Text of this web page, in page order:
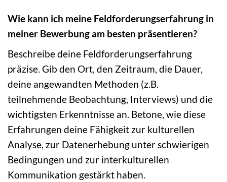
Wie kann ich meine Feldforderungserfahrung in
meiner Bewerbung am besten präsentieren?
Beschreibe deine Feldforderungserfahrung
präzise. Gib den Ort, den Zeitraum, die Dauer,
deine angewandten Methoden (z.B.
teilnehmende Beobachtung, Interviews) und die
wichtigsten Erkenntnisse an. Betone, wie diese
Erfahrungen deine Fähigkeit zur kulturellen
Analyse, zur Datenerhebung unter schwierigen
Bedingungen und zur interkulturellen
Kommunikation gestärkt haben.